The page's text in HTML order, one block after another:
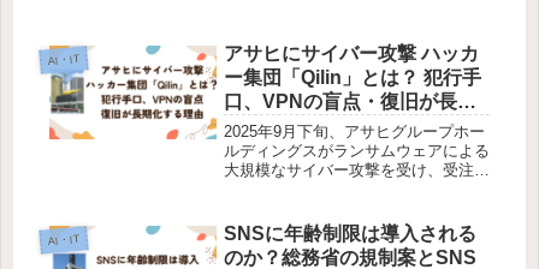
る補正後の優勝タイムでも50分26秒
となり、人間の男子ハーフマラ...
AI・IT
アサヒにサイバー攻撃 ハッカ
ー集団「Qilin」とは？ 犯行手
口、VPNの盲点・復旧が長期
化する理由
2025年9月下旬、アサヒグループホー
ルディングスがランサムウェアによる
大規模なサイバー攻撃を受け、受注や
カーグループ「Qilin（キリン）」。現
在も全面復旧のめどは立って...
AI・IT
SNSに年齢制限は導入される
のか？総務省の規制案とSNS